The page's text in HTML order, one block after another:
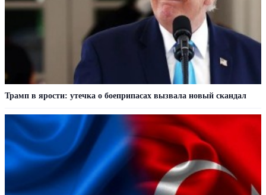
Трамп в ярости: утечка о боеприпасах вызвала новый скандал